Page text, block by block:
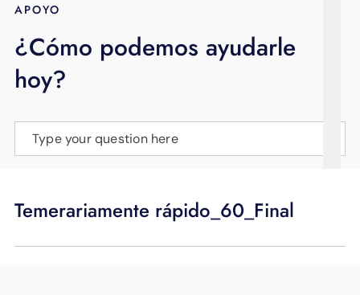
BLOG
APOYO
APOYO
¿Cómo podemos ayudarle
hoy?
Type your question here
Temerariamente rápido_60_Final